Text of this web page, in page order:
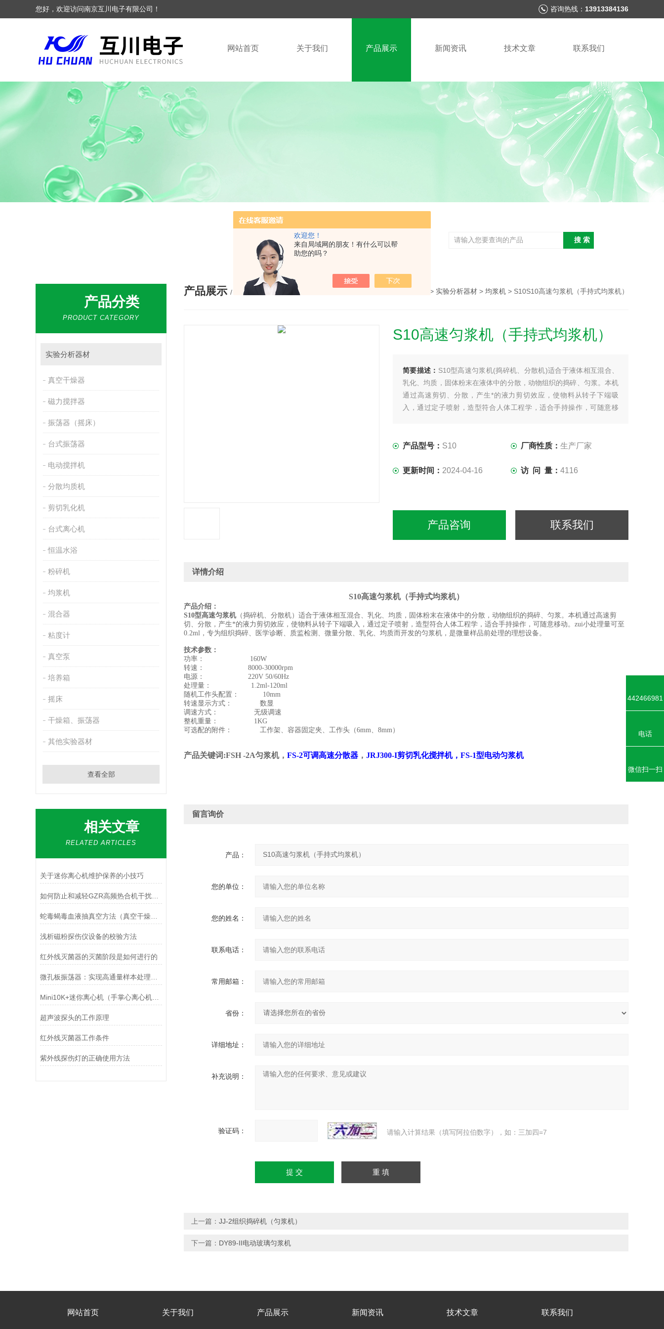
欢迎您！
来自局域网的朋友！有什么可以帮
助您的吗？
您好，欢迎访问南京互川电子有限公司！ 咨询热线： 13913384136
网站首页 关于我们 产品展示 新闻资讯 技术文章 联系我们
微孔板离心机，恒温金属浴，多管漩涡混合仪，梅毒旋转仪,红外线灭菌器，微孔板恒温振荡器，恒温混匀仪，水平摇床，牛奶抗生素恒温温育器，细菌内毒素恒温检测仪，PRP凝胶加热机孵育制备器，脂肪注射器离心机，大自血摇床，氮吹仪。
产品分类
PRODUCT CATEGORY
实验分析器材
真空干燥器
磁力搅拌器
振荡器（摇床）
台式振荡器
电动搅拌机
分散均质机
剪切乳化机
台式离心机
恒温水浴
粉碎机
均浆机
混合器
粘度计
真空泵
培养箱
摇床
干燥箱、振荡器
其他实验器材
查看全部
相关文章
RELATED ARTICLES
关于迷你离心机维护保养的小技巧
如何防止和减轻GZR高频热合机干扰的措施
浅析磁粉探伤仪设备的校验方法
红外线灭菌器的灭菌阶段是如何进行的
Mini10K+迷你离心机（手掌心离心机）说明书
超声波探头的工作原理
红外线灭菌器工作条件
紫外线探伤灯的正确使用方法
产品展示 / PRODUCTS > 实验分析器材 > 均浆机 > S10S10高速匀浆机（手持式均浆机）
S10高速匀浆机（手持式均浆机）
简要描述： S10型高速匀浆机(捣碎机、分散机)适合于液体相互混合、
乳化、均质，固体粉末在液体中的分散，动物组织的捣碎、匀浆。本机
通过高速剪切、分散，产生*的液力剪切效应，使物料从转子下端吸
入，通过定子喷射，造型符合人体工程学，适合手持操作，可随意移
产品型号： S10 厂商性质： 生产厂家
更新时间： 2024-04-16 访 问 量： 4116
产品咨询 联系我们
详情介绍
S10高速匀浆机（手持式均浆机）
产品介绍：
S10型高速匀浆机（捣碎机、 分散机） 适合于液体相互混合、乳化、均质，固体粉末在液体中的分散，动物组织的捣碎、匀浆。本机通过高速剪
切、分散，产生*的液力剪切效应，使物料从转子下端吸入，通过定子喷射，造型符合人体工程学，适合手持操作，可随意移动。zui小处理量可至
0.2ml ，专为组织捣碎、医学诊断、质监检测、微量分散、乳化、均质而开发的匀浆机，是微量样品前处理的理想设备。
技术参数：
功率： 160W
转速： 8000-30000rpm
电源： 220V 50/60Hz
处理量： 1.2ml-120ml
随机工作头配置： 10mm
转速显示方式： 数显
调速方式： 无级调速
整机重量： 1KG
可选配的附件： 工作架、容器固定夹、工作头 （6mm、 8mm）
产品关键词 :FSH -2A匀浆机， FS-2可调高速分散器 ， JRJ300-I剪切乳化搅拌机， FS-1型电动匀浆机
留言询价
产品：
您的单位：
您的姓名：
联系电话：
常用邮箱：
省份：
详细地址：
补充说明：
验证码： 请输入计算结果（填写阿拉伯数字），如：三加四=7
上一篇： JJ-2组织捣碎机（匀浆机）
下一篇： DY89-II电动玻璃匀浆机
网站首页 关于我们 产品展示 新闻资讯 技术文章 联系我们
442466981
电话
微信扫一扫